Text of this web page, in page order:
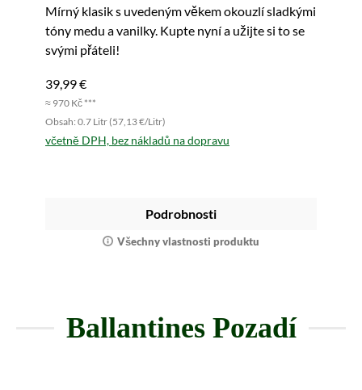
Mírný klasik s uvedeným věkem okouzlí sladkými
tóny medu a vanilky. Kupte nyní a užijte si to se
svými přáteli!
39,99 €
≈ 970 Kč ***
Obsah: 0.7 Litr (57,13 €/Litr)
včetně DPH, bez nákladů na dopravu
Podrobnosti
Všechny vlastnosti produktu
Ballantines Pozadí